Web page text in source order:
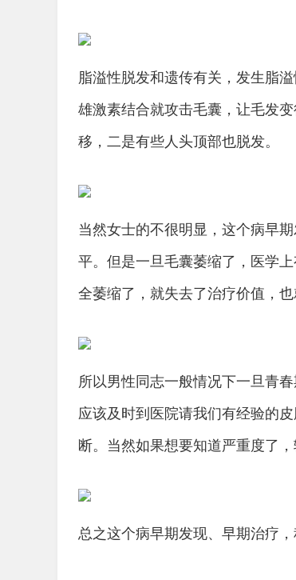
脂溢性脱发和遗传有关，发生脂
雄激素结合就攻击毛囊，让毛发
移，二是有些人头顶部也脱发。
当然女士的不很明显，这个病早
平。但是一旦毛囊萎缩了，医学
全萎缩了，就失去了治疗价值，也
所以男性同志一般情况下一旦青
应该及时到医院请我们有经验的
断。当然如果想要知道严重度了
总之这个病早期发现、早期治疗